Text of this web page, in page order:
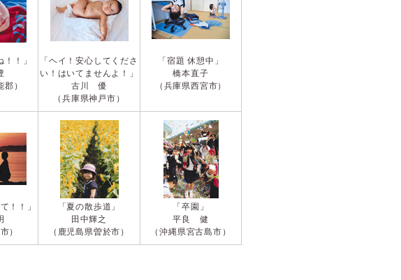
！！」
郡）
「ヘイ！安心してくださ
い！はいてませんよ！」
古川 優
（兵庫県神戸市）
「宿題 休憩中」
橋本直子
（兵庫県西宮市）
！！」
）
「夏の散歩道」
田中輝之
（鹿児島県曽於市）
「卒園」
平良 健
（沖縄県宮古島市）